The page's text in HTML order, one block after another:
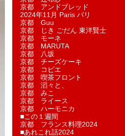
京都 アンドブレッド
2024年11月 Paris パリ
京都 Guu
京都 じき ごだん 東洋賢士
京都 モーネ
京都 MARUTA
京都 八坂
京都 チーズケーキ
京都 コピエ
京都 喫茶フロント
京都 滔々と、
京都 みこ
京都 ライース
京都 ハーモニカ
■この１週間
京都 フランス料理2024
■あれこれ話2024